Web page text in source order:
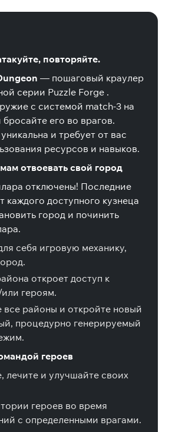
повторяйте.
— пошаговый краулер
серии Puzzle Forge .
с системой match-3 на
его во врагов.
и требует от вас
ресурсов и навыков.
отвоевать свой город
отключены! Последние
каждого доступного кузнеца
город и починить
себя игровую механику,
откроет доступ к
героям.
все районы и откройте новый
процедурно генерируемый
героев
лечите и улучшайте своих
героев во время
с определенными врагами.